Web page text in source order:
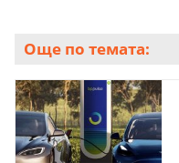
Още по темата: